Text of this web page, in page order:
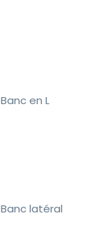
Banc en L
Banc latéral